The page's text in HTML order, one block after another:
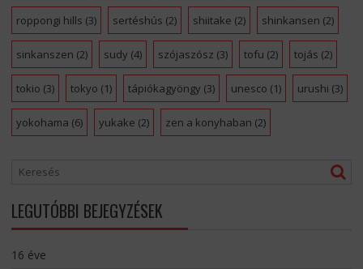
roppongi hills (3) sertéshús (2) shiitake (2) shinkansen (2)
sinkanszen (2) sudy (4) szójaszósz (3) tofu (2) tojás (2)
tokio (3) tokyo (1) tápiókagyöngy (3) unesco (1) urushi (3)
yokohama (6) yukake (2) zen a konyhaban (2)
LEGUTÓBBI BEJEGYZÉSEK
16 éve